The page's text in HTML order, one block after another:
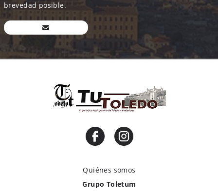
brevedad posible.
Quiénes somos
Grupo Toletum